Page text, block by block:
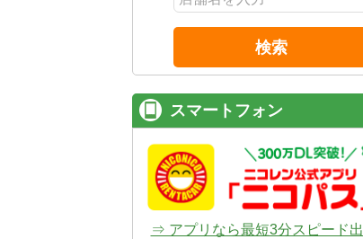
検索
スマートフォン
⇒ アプリなら最短3分スピード出